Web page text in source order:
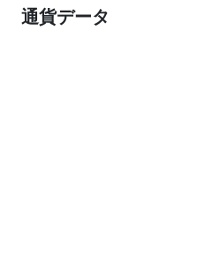
通貨データ